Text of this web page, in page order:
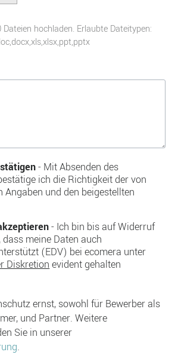
hochladen. Erlaubte Dateitypen:
- Mit Absenden des
ich die Richtigkeit der von
Angaben und den beigestellten
- Ich bin bis auf Widerruf
meine Daten auch
(EDV) bei ecomera unter
Diskretion evident gehalten
ernst, sowohl für Bewerber als
und Partner. Weitere
Sie in unserer
.